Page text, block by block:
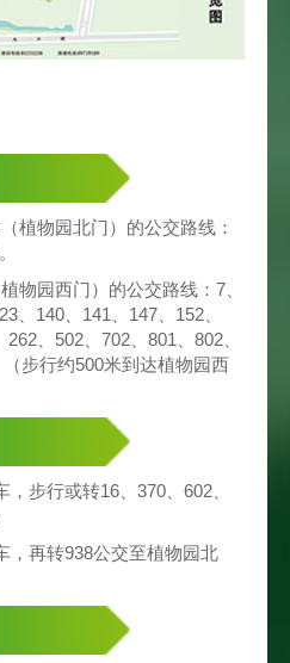
植物园北门）的公交路线：
物园西门）的公交路线：7、
、140、141、147、152、
、502、702、801、802、
步行约500米到达植物园西
步行或转16、370、602、
，再转938公交至植物园北